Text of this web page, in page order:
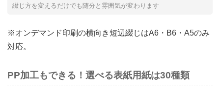
綴じ方を変えるだけでも随分と雰囲気が変わります
※オンデマンド印刷の横向き短辺綴じはA6・B6・A5のみ
対応。
PP加工もできる！選べる表紙用紙は30種類